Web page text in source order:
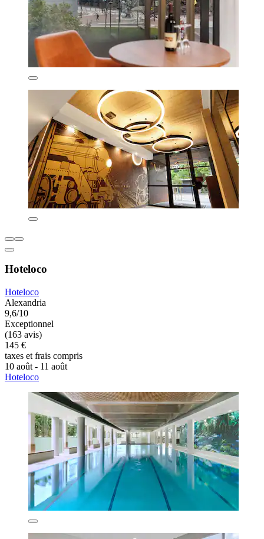
Hoteloco
Hoteloco
Alexandria
9,6/10
Exceptionnel
(163 avis)
145 €
taxes et frais compris
10 août - 11 août
Hoteloco